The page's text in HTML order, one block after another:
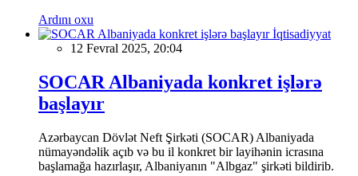
Ardını oxu
İqtisadiyyat
12 Fevral 2025, 20:04
SOCAR Albaniyada konkret işlərə
başlayır
Azərbaycan Dövlət Neft Şirkəti (SOCAR) Albaniyada
nümayəndəlik açıb və bu il konkret bir layihənin icrasına
başlamağa hazırlaşır, Albaniyanın "Albgaz" şirkəti bildirib.